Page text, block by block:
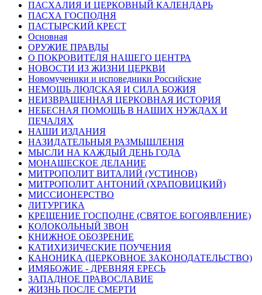
ПАСХАЛИЯ И ЦЕРКОВНЫЙ КАЛЕНДАРЬ
ПАСХА ГОСПОДНЯ
ПАСТЫРСКИЙ КРЕСТ
Основная
ОРУЖИЕ ПРАВДЫ
О ПОКРОВИТЕЛЯ НАШЕГО ЦЕНТРА
НОВОСТИ ИЗ ЖИЗНИ ЦЕРКВИ
Новомученики и исповедники Российские
НЕМОЩЬ ЛЮДСКАЯ И СИЛА БОЖИЯ
НЕИЗВРАЩЕННАЯ ЦЕРКОВНАЯ ИСТОРИЯ
НЕБЕСНАЯ ПОМОЩЬ В НАШИХ НУЖДАХ И
ПЕЧАЛЯХ
НАШИ ИЗДАНИЯ
НАЗИДАТЕЛЬНЫЯ РАЗМЫШЛЕНІЯ
МЫСЛИ НА КАЖДЫЙ ДЕНЬ ГОДА
МОНАШЕСКОЕ ДЕЛАНИЕ
МИТРОПОЛИТ ВИТАЛИЙ (УСТИНОВ)
МИТРОПОЛИТ АНТОНИЙ (ХРАПОВИЦКИЙ)
МИССИОНЕРСТВО
ЛИТУРГИКА
КРЕЩЕНИЕ ГОСПОДНЕ (СВЯТОЕ БОГОЯВЛЕНИЕ)
КОЛОКОЛЬНЫЙ ЗВОН
КНИЖНОЕ ОБОЗРЕНИЕ
КАТИХИЗИЧЕСКИЕ ПОУЧЕНИЯ
КАНОНИКА (ЦЕРКОВНОЕ ЗАКОНОДАТЕЛЬСТВО)
ИМЯБОЖИЕ - ДРЕВНЯЯ ЕРЕСЬ
ЗАПАДНОЕ ПРАВОСЛАВИЕ
ЖИЗНЬ ПОСЛЕ СМЕРТИ